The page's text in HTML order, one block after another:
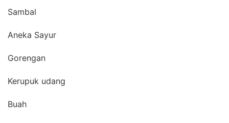
Sambal
Aneka Sayur
Gorengan
Kerupuk udang
Buah